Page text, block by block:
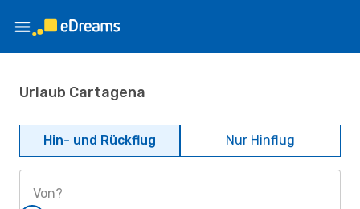
Urlaub Cartagena
Hin- und Rückflug Nur Hinflug
Von?